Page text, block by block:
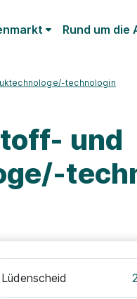
Rund um die
technologin
und